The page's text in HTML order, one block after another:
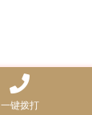
一键拨打